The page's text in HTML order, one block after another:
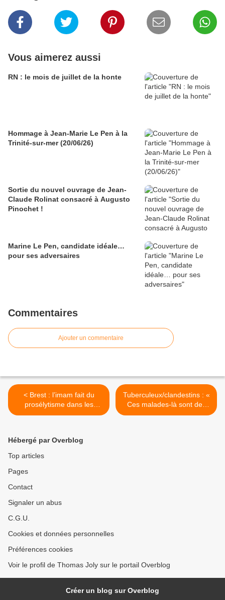
Vous aimerez aussi
RN : le mois de juillet de la honte
Hommage à Jean-Marie Le Pen à la
Trinité-sur-mer (20/06/26)
Sortie du nouvel ouvrage de Jean-
Claude Rolinat consacré à Augusto
Pinochet !
Marine Le Pen, candidate idéale…
pour ses adversaires
Commentaires
Ajouter un commentaire
< Brest : l’imam fait du
prosélytisme dans les
écoles de la commune !
Tuberculeux/clandestins : «
Ces malades-là sont des
bombes bactériologiques »
Hébergé par Overblog
Top articles
Pages
Contact
Signaler un abus
C.G.U.
Cookies et données personnelles
Préférences cookies
Voir le profil de Thomas Joly sur le portail Overblog
Créer un blog sur Overblog